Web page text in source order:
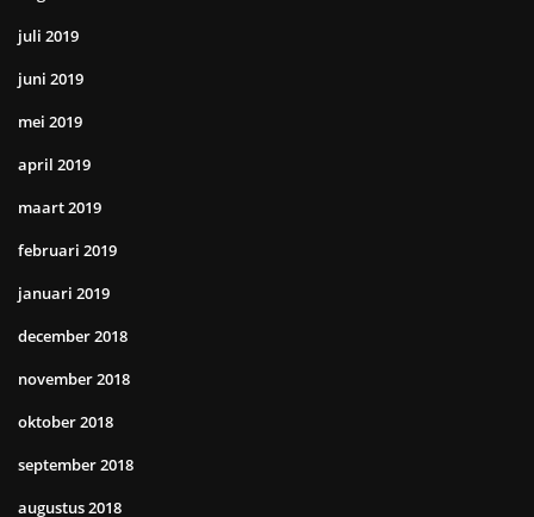
juli 2019
juni 2019
mei 2019
april 2019
maart 2019
februari 2019
januari 2019
december 2018
november 2018
oktober 2018
september 2018
augustus 2018